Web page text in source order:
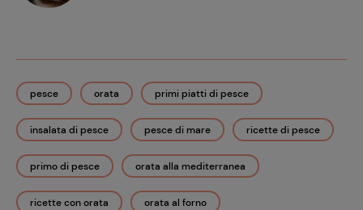
pesce orata primi piatti di pesce
insalata di pesce pesce di mare ricette di pesce
primo di pesce orata alla mediterranea
ricette con orata orata al forno